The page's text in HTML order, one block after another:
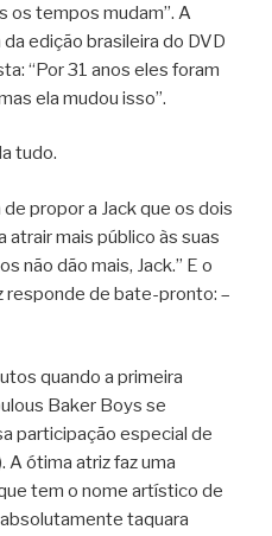
os tempos mudam”. A
edição brasileira do DVD
“Por 31 anos eles foram
ela mudou isso”.
tudo.
propor a Jack que os dois
atrair mais público às suas
não dão mais, Jack.” E o
responde de bate-pronto: –
quando a primeira
Baker Boys se
participação especial de
A ótima atriz faz uma
tem o nome artístico de
taquara